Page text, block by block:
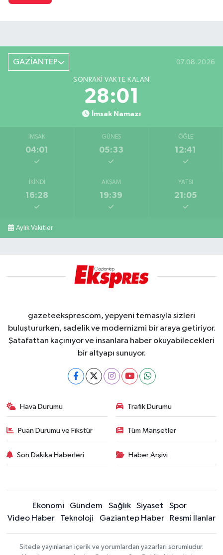
GAZİANTEP 07.08.2026
SONRAKI VAKTE KALAN
28:01
İmsak Namazı
İMSAK
04:01
GÜNEŞ
05:33
ÖĞLE
12:41
İKINDI
16:28
AKŞAM
19:39
YATSI
21:05
Aylık Vakitler
gazeteeksprescom, yepyeni temasıyla sizleri
buluştururken, sadelik ve modernizmi bir araya getiriyor.
Şatafattan kaçınıyor ve insanlara haber okuyabilecekleri
bir altyapı sunuyor.
Hava Durumu Trafik Durumu
Puan Durumu ve Fikstür Tüm Manşetler
Son Dakika Haberleri Haber Arşivi
Ekonomi Gündem Sağlık Siyaset
Spor
Video Haber
Teknoloji Gaziantep Haber Resmi İlanlar
Sitede yayınlanan içerik ve yorumlardan yazarları sorumludur.